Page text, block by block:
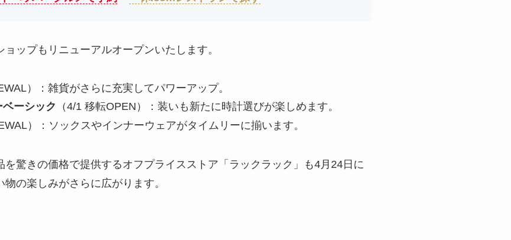
ップもリニューアルオープンいたします。
）：雑貨がさらに充実してパワーアップ。
ーシック （4/1 移転OPEN）：装いも新たに時計選びが楽しめます。
）：ソックスやインナーウェアがタイムリーに揃います。
を驚きの価格で提供するオフプライスストア「ラックラック」も4月24日に
の楽しみがさらに広がります。